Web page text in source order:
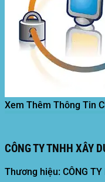
Xem Thêm Thông Tin
CÔNG TY TNHH XÂY
Thương hiệu: CÔNG